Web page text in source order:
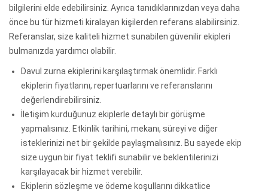
bilgilerini elde edebilirsiniz. Ayrıca tanıdıklarınızdan veya daha
önce bu tür hizmeti kiralayan kişilerden referans alabilirsiniz.
Referanslar, size kaliteli hizmet sunabilen güvenilir ekipleri
bulmanızda yardımcı olabilir.
Davul zurna ekiplerini karşılaştırmak önemlidir. Farklı
ekiplerin fiyatlarını, repertuarlarını ve referanslarını
değerlendirebilirsiniz.
İletişim kurduğunuz ekiplerle detaylı bir görüşme
yapmalısınız. Etkinlik tarihini, mekanı, süreyi ve diğer
isteklerinizi net bir şekilde paylaşmalısınız. Bu sayede ekip
size uygun bir fiyat teklifi sunabilir ve beklentilerinizi
karşılayacak bir hizmet verebilir.
Ekiplerin sözleşme ve ödeme koşullarını dikkatlice